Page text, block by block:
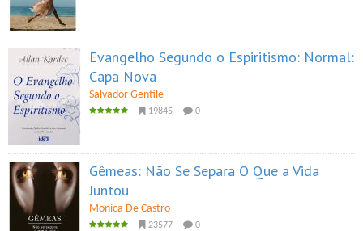
Evangelho Segundo o Espiritismo: Normal:
Capa Nova
Salvador Gentile
19845 0
Gêmeas: Não Se Separa O Que a Vida
Juntou
Monica De Castro
23577 0